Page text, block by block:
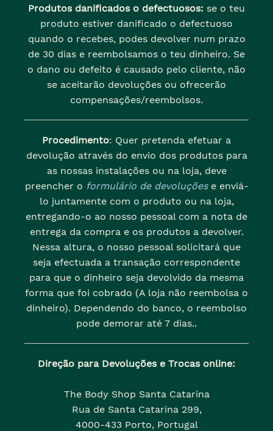
Produtos danificados o defectuosos: se o teu
produto estiver danificado o defectuoso
quando o recebes, podes devolver num prazo
de 30 dias e reembolsamos o teu dinheiro. Se
o dano ou defeito é causado pelo cliente, não
se aceitarão devoluções ou ofrecerão
compensações/reembolsos.
Procedimento: Quer pretenda efetuar a
devolução através do envio dos produtos para
as nossas instalações ou na loja, deve
preencher o formulário de devoluçõese enviá-
lo juntamente com o produto ou na loja,
entregando-o ao nosso pessoal com a nota de
entrega da compra e os produtos a devolver.
Nessa altura, o nosso pessoal solicitará que
seja efectuada a transação correspondente
para que o dinheiro seja devolvido da mesma
forma que foi cobrado (A loja não reembolsa o
dinheiro). Dependendo do banco, o reembolso
pode demorar até 7 dias..
Direção para Devoluções e Trocas online:
The Body Shop Santa Catarina
Rua de Santa Catarina 299,
4000-433 Porto, Portugal